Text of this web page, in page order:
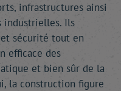
infrastructures ainsi
industrielles. Ils
sécurité tout en
efficace des
et bien sûr de la
la construction figure